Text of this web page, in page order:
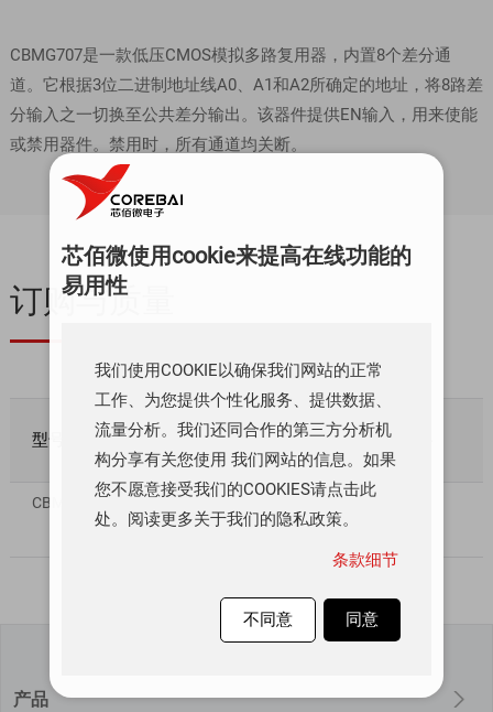
CBMG707是一款低压CMOS模拟多路复用器，内置8个差分通
道。它根据3位二进制地址线A0、A1和A2所确定的地址，将8路差
分输入之一切换至公共差分输出。该器件提供EN输入，用来使能
或禁用器件。禁用时，所有通道均关断。
订购与质量
型号 质量等级 库存数量 数量/价格
CBMG707ATS28 工业级 ￥ 0.00
产品
芯佰微使用cookie来提高在线功能的
易用性
我们使用COOKIE以确保我们网站的正常
工作、为您提供个性化服务、提供数据、
流量分析。我们还同合作的第三方分析机
构分享有关您使用 我们网站的信息。如果
您不愿意接受我们的COOKIES请点击此
处。阅读更多关于我们的隐私政策。
条款细节
不同意 同意